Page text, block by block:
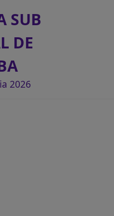
SUB
DE
2026